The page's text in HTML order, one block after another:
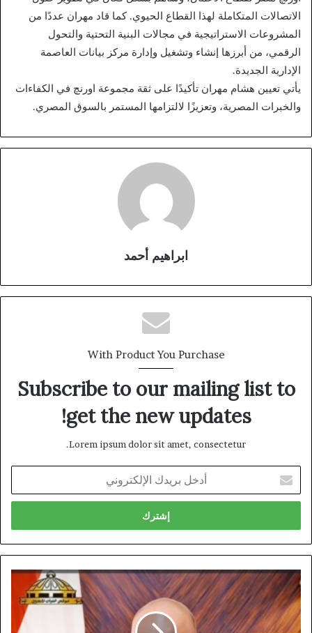
الاتصالات المتكاملة لهذا القطاع الحيوي. كما قاد مهران عددًا من
المشروعات الاستراتيجية في مجالات البنية التحتية والتحول
الرقمي، من أبرزها إنشاء وتشغيل وإدارة مركز بيانات العاصمة
الإدارية الجديدة.
يأتي تعيين هشام مهران تأكيدًا على ثقة مجموعة اورنچ في الكفاءات
والخبرات المصرية، وتعزيزًا لالتزامها المستمر بالسوق المصري.
ابراهيم أحمد
With Product You Purchase
Subscribe to our mailing list to
get the new updates!
Lorem ipsum dolor sit amet, consectetur.
بريدك
الإلكتروني